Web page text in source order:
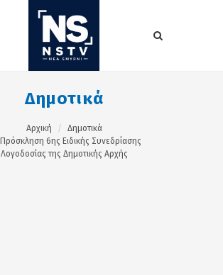
Δημοτικά
Αρχική
Δημοτικά
Πρόσκληση 6ης Ειδικής Συνεδρίασης
Λογοδοσίας της Δημοτικής Αρχής